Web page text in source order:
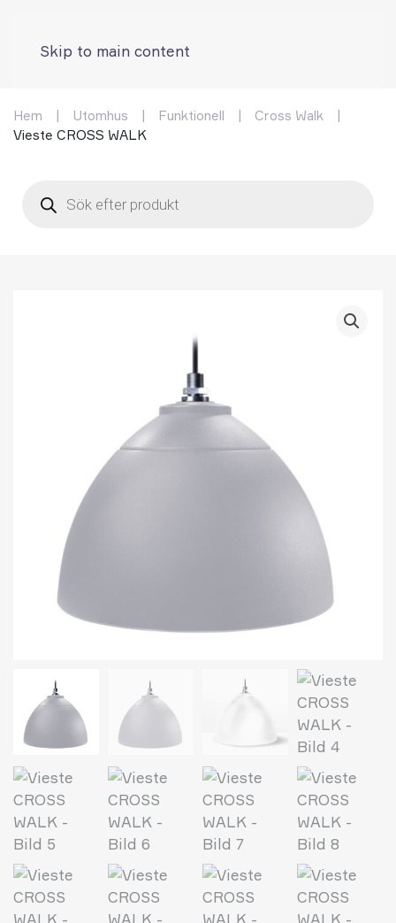
Skip to main content
Hem Utomhus Funktionell
Cross Walk
Vieste CROSS WALK
search